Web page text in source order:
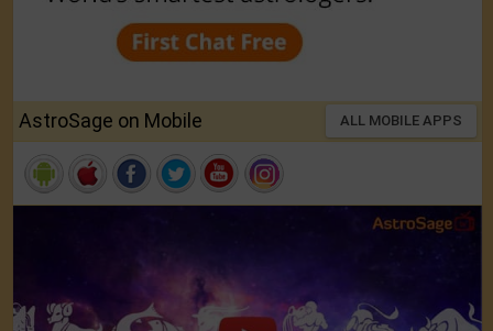
AstroSage on Mobile ALL MOBILE APPS